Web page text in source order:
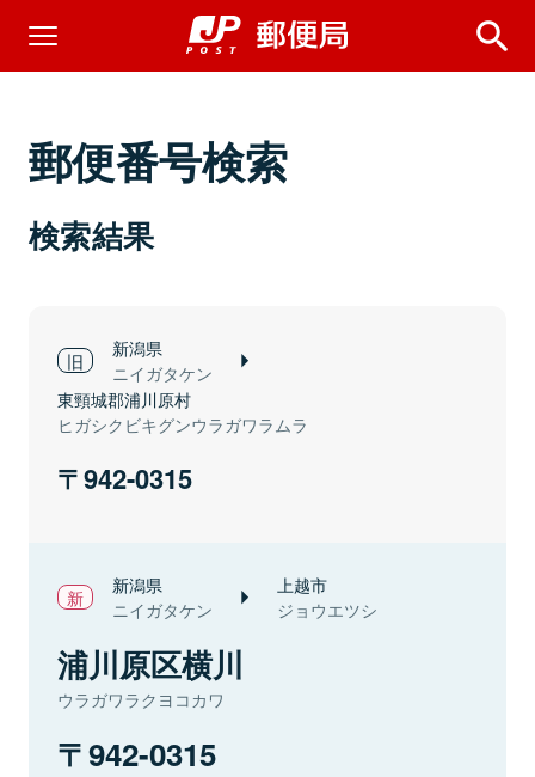
郵便番号検索
検索結果
新潟県
ニイガタケン
東頸城郡浦川原村
ヒガシクビキグンウラガワラムラ
942-0315
新潟県
ニイガタケン
上越市
ジョウエツシ
浦川原区横川
ウラガワラクヨコカワ
942-0315